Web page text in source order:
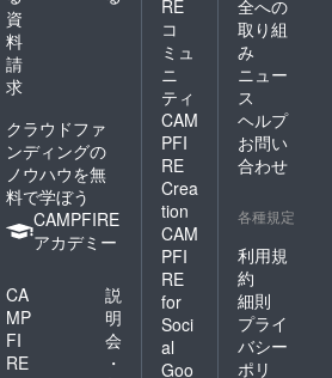
資
料
請
求
クラウドファ
ンディングの
ノウハウを無
料で学ぼう
CAMPFIRE
アカデミー
CA
MP
FI
RE
説
明
会
・
RE
コ
ミュ
ニ
ティ
CAM
PFI
RE
Crea
tion
CAM
PFI
RE
for
Soci
al
Goo
全への
取り組
み
ニュー
ス
ヘルプ
お問い
合わせ
各種規定
利用規
約
細則
プライ
バシー
ポリ